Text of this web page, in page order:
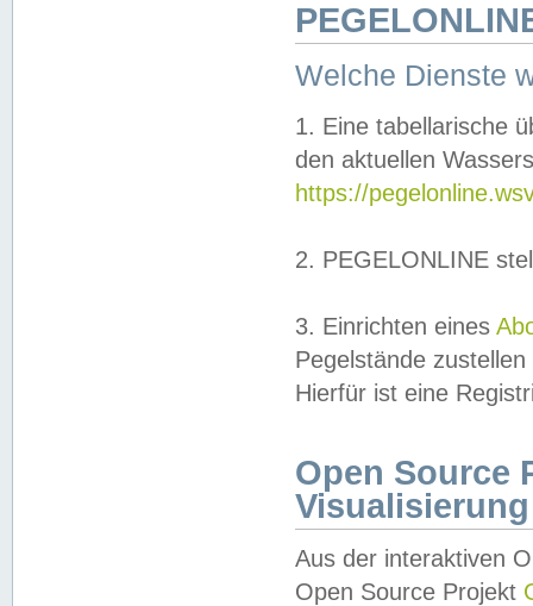
Welche Dienste
1. Eine tabellarische
den aktuellen
https://
2. PEGELONLINE
3. Einrichten eines
Pegelstände
Hierfür ist eine
Open Source
Visualisierung
Aus der interaktiven
Open Source Projekt